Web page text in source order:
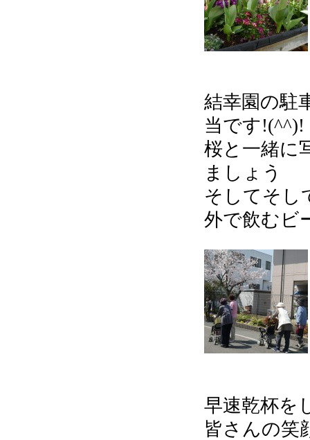
結幸園の駐
当です!(^^)!
桜と一緒に
ましょう
そしてそし
外で飲むビ
早速乾杯を
皆さんの笑